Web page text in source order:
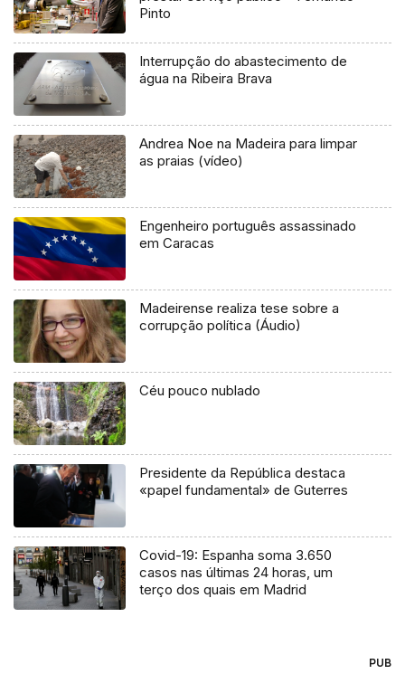
Pinto
Interrupção do abastecimento de
água na Ribeira Brava
Andrea Noe na Madeira para limpar
as praias (vídeo)
Engenheiro português assassinado
em Caracas
Madeirense realiza tese sobre a
corrupção política (Áudio)
Céu pouco nublado
Presidente da República destaca
«papel fundamental» de Guterres
Covid-19: Espanha soma 3.650
casos nas últimas 24 horas, um
terço dos quais em Madrid
PUB